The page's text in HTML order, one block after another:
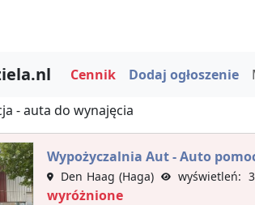
Cennik Dodaj ogłoszenie
- auta do wynajęcia
Wypożyczalnia Aut - Auto
Den Haag (Haga) wyświetleń:
wyróżnione